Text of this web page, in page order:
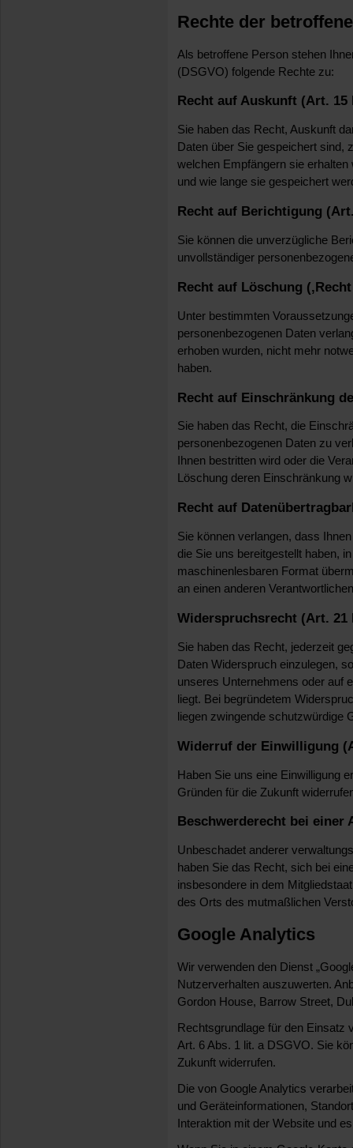
Rechte der
Als betroffene Person stehen
(DSGVO) folgende Rechte zu:
Recht auf Auskunft (Art. 15
Sie haben das Recht, Auskunft
Daten über Sie gespeichert sind,
welchen Empfängern sie
und wie lange sie gespeichert
Recht auf Berichtigung
Sie können die unverzügliche
unvollständiger
Recht auf Löschung
Unter bestimmten
personenbezogenen Daten
erhoben wurden, nicht mehr
haben.
Recht auf Einschränkung
Sie haben das Recht, die
personenbezogenen Daten zu
Ihnen bestritten wird oder die
Löschung deren Einschränkung
Recht auf
Sie können verlangen, dass
die Sie uns bereitgestellt haben,
maschinenlesbaren Format
an einen anderen
Widerspruchsrecht (Art. 21
Sie haben das Recht, jederzeit
Daten Widerspruch einzulegen,
unseres Unternehmens oder auf
liegt. Bei begründetem
liegen zwingende schutzwürdige
Widerruf der Einwilligung
Haben Sie uns eine Einwilligung
Gründen für die Zukunft
Beschwerderecht bei einer
Unbeschadet anderer
haben Sie das Recht, sich bei
insbesondere in dem
des Orts des mutmaßlichen
Google Analytics
Wir verwenden den Dienst
Nutzerverhalten auszuwerten.
Gordon House, Barrow Street,
Rechtsgrundlage für den Einsatz
Art. 6 Abs. 1 lit. a DSGVO. Sie
Zukunft widerrufen.
Die von Google Analytics
und Geräteinformationen,
Interaktion mit der Website und